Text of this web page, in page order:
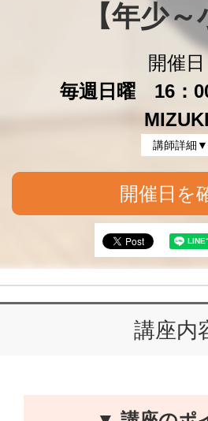
【年少～
開催日
毎週日曜 16：
MIZUKI
講師詳細▼
開催日を
講座内